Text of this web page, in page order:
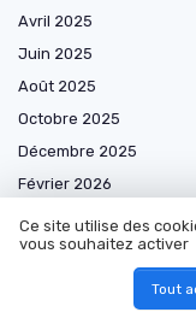
Avril 2025
Juin 2025
Août 2025
Octobre 2025
Décembre 2025
Février 2026
Juin 2026
Ce site utilise des
vous souhaitez activer
Tout